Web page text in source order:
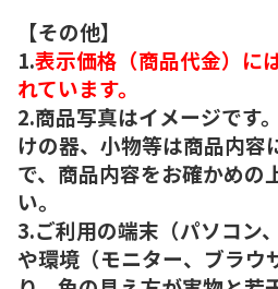
【その他】
1.表示価格（商品代金）に
れています。
2.商品写真はイメージです
けの器、小物等は商品内容
で、商品内容をお確かめの
い。
3.ご利用の端末（パソコン
や環境（モニター、ブラウ